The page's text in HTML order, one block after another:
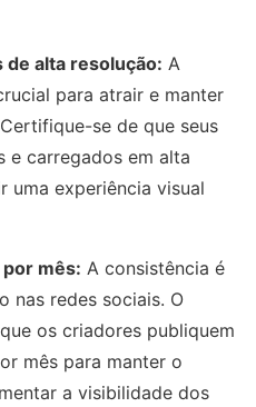
de alta resolução: A
para atrair e manter
se de que seus
e carregados em alta
uma experiência visual
por mês: A consistência é
nas redes sociais. O
os criadores publiquem
mês para manter o
a visibilidade dos